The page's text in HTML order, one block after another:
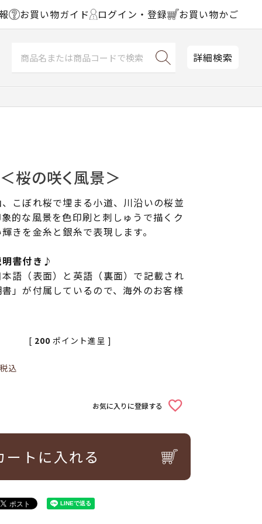
お買い物ガイド ログイン・登録 お買い物かご
詳細検索
桜の咲く風景＞
こぼれ桜で埋まる小道、川沿いの桜並
的な風景を色印刷と刺しゅうで描くク
きを金糸と銀糸で表現します。
明書付き♪
語（表面）と英語（裏面）で記載され
」が付属しているので、海外のお客様
税込
[ 200 ポイント進呈 ]
お気に入りに登録する
ートに入れる